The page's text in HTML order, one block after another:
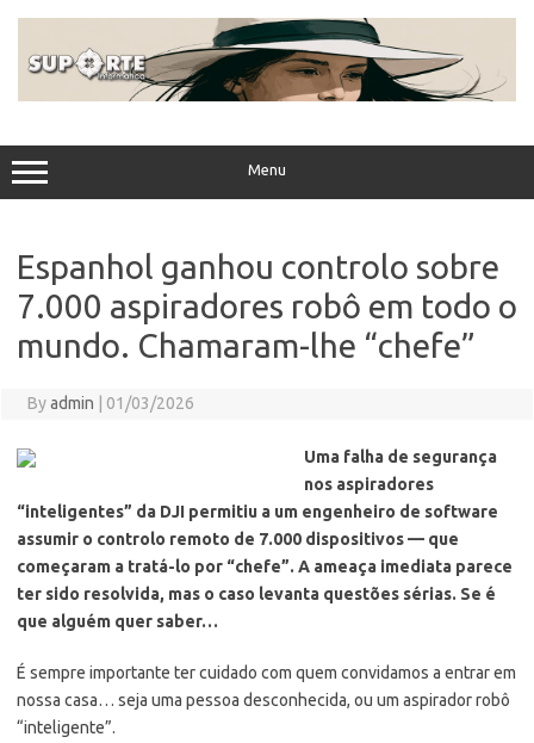
Menu
Espanhol ganhou controlo sobre
7.000 aspiradores robô em todo o
mundo. Chamaram-lhe “chefe”
Byadmin 01/03/2026
Uma falha de segurança
nos aspiradores
“inteligentes” da DJI permitiu a um engenheiro de software
assumir o controlo remoto de 7.000 dispositivos — que
começaram a tratá-lo por “chefe”. A ameaça imediata parece
ter sido resolvida, mas o caso levanta questões sérias. Se é
que alguém quer saber…
É sempre importante ter cuidado com quem convidamos a entrar em
nossa casa… seja uma pessoa desconhecida, ou um aspirador robô
“inteligente”.